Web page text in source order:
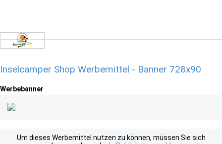
Inselcamper Shop Werbemittel - Banner 728x90
Werbebanner
Um dieses Werbemittel nutzen zu können, müssen Sie sich